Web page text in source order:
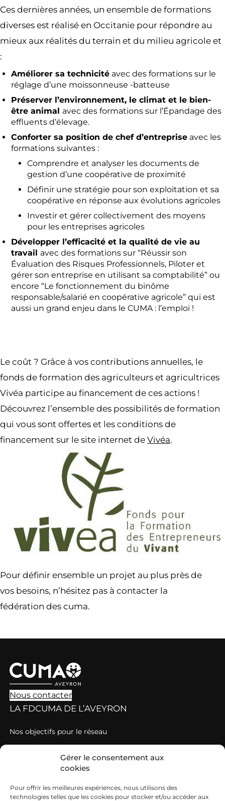
Gérer le consentement aux
cookies
Pour offrir les meilleures expériences, nous utilisons des
technologies telles que les cookies pour stocker et/ou accéder aux
Ces dernières années, un ensemble de formations
diverses est réalisé en Occitanie pour répondre au
mieux aux réalités du terrain et du milieu agricole et
:
Améliorer sa technicité avec des formations sur le
réglage d’une moissonneuse -batteuse
Préserver l’environnement, le climat et le bien-
être animal avec des formations sur l’Épandage des
effluents d’élevage.
Conforter sa position de chef d’entreprise avec les
formations suivantes :
Comprendre et analyser les documents de
gestion d’une coopérative de proximité
Définir une stratégie pour son exploitation et sa
coopérative en réponse aux évolutions agricoles
Investir et gérer collectivement des moyens
pour les entreprises agricoles
Développer l’efficacité et la qualité de vie au
travail avec des formations sur “Réussir son
Évaluation des Risques Professionnels, Piloter et
gérer son entreprise en utilisant sa comptabilité” ou
encore “Le fonctionnement du binôme
responsable/salarié en coopérative agricole” qui est
aussi un grand enjeu dans le CUMA : l’emploi !
Le coût ? Grâce à vos contributions annuelles, le
fonds de formation des agriculteurs et agricultrices
Vivéa participe au financement de ces actions !
Découvrez l’ensemble des possibilités de formation
qui vous sont offertes et les conditions de
financement sur le site internet de Vivéa.
Pour définir ensemble un projet au plus près de
vos besoins, n’hésitez pas à contacter la
fédération des cuma.
Nous contacter
LA FDCUMA DE L’AVEYRON
Nos objectifs pour le réseau
Grille de tarification des cotisations et prestations